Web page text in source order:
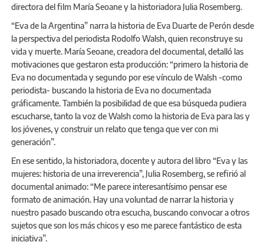
directora del film María Seoane y la historiadora Julia Rosemberg.
“Eva de la Argentina” narra la historia de Eva Duarte de Perón desde
la perspectiva del periodista Rodolfo Walsh, quien reconstruye su
vida y muerte. María Seoane, creadora del documental, detalló las
motivaciones que gestaron esta producción: “primero la historia de
Eva no documentada y segundo por ese vínculo de Walsh -como
periodista- buscando la historia de Eva no documentada
gráficamente. También la posibilidad de que esa búsqueda pudiera
escucharse, tanto la voz de Walsh como la historia de Eva para las y
los jóvenes, y construir un relato que tenga que ver con mi
generación”.
En ese sentido, la historiadora, docente y autora del libro “Eva y las
mujeres: historia de una irreverencia”, Julia Rosemberg, se refirió al
documental animado: “Me parece interesantísimo pensar ese
formato de animación. Hay una voluntad de narrar la historia y
nuestro pasado buscando otra escucha, buscando convocar a otros
sujetos que son los más chicos y eso me parece fantástico de esta
iniciativa”.